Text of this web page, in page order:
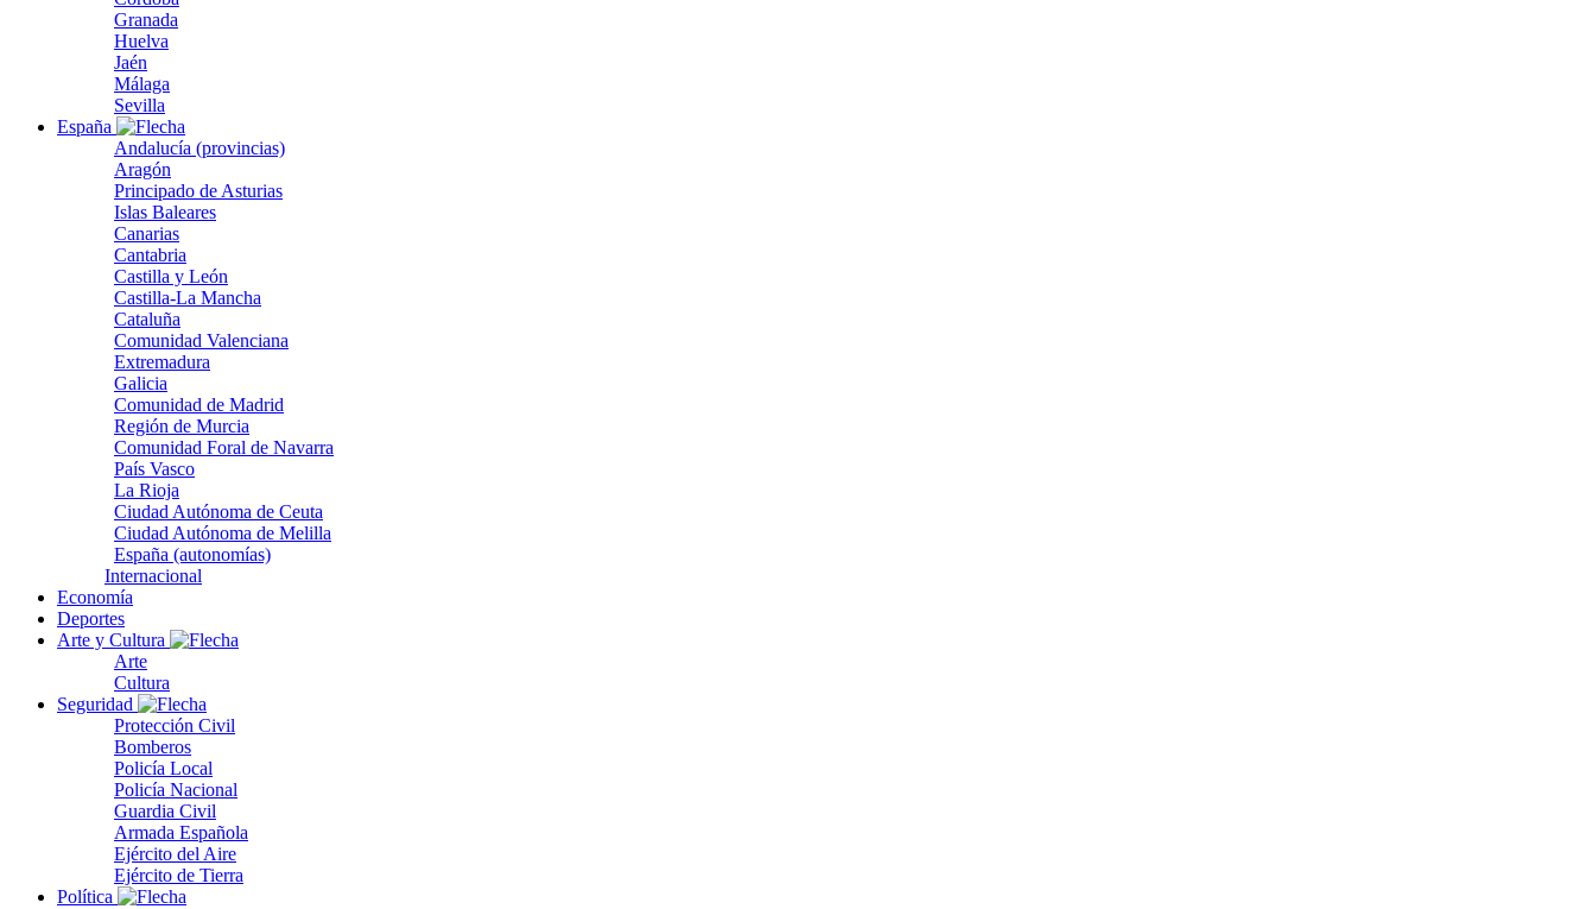
Granada
Huelva
Jaén
Málaga
Sevilla
España
Andalucía (provincias)
Aragón
Principado de Asturias
Islas Baleares
Canarias
Cantabria
Castilla y León
Castilla-La Mancha
Cataluña
Comunidad Valenciana
Extremadura
Galicia
Comunidad de Madrid
Región de Murcia
Comunidad Foral de Navarra
País Vasco
La Rioja
Ciudad Autónoma de Ceuta
Ciudad Autónoma de Melilla
España (autonomías)
Internacional
Economía
Deportes
Arte y Cultura
Arte
Cultura
Seguridad
Protección Civil
Bomberos
Policía Local
Policía Nacional
Guardia Civil
Armada Española
Ejército del Aire
Ejército de Tierra
Política